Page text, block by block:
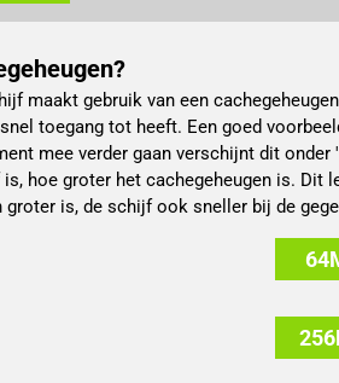
maakt gebruik van een
toegang tot heeft. Een goed
mee verder gaan verschijnt dit
hoe groter het cachegeheugen is.
groter is, de schijf ook sneller bij de